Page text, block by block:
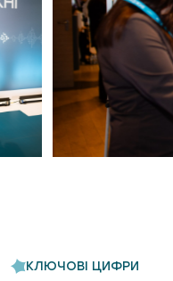
КЛЮЧОВІ ЦИФРИ